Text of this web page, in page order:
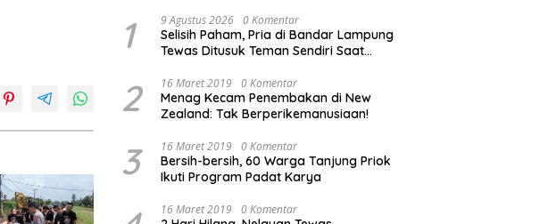
1 9 Agustus 2026 0 Komentar
Selisih Paham, Pria di Bandar Lampung
Tewas Ditusuk Teman Sendiri Saat
2 16 Maret 2019 0 Komentar
Menag Kecam Penembakan di New
Zealand: Tak Berperikemanusiaan!
3 16 Maret 2019 0 Komentar
Bersih-bersih, 60 Warga Tanjung Priok
Ikuti Program Padat Karya
16 Maret 2019 0 Komentar